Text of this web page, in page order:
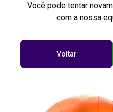
Você pode tentar
com a nossa
Voltar